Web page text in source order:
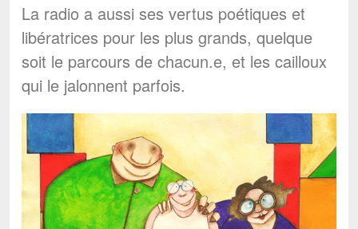
La radio a aussi ses vertus poétiques et
libératrices pour les plus grands, quelque
soit le parcours de chacun.e, et les cailloux
qui le jalonnent parfois.